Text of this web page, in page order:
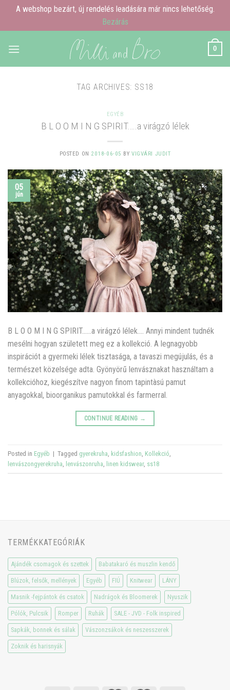
A webshop bezárt, új rendelés leadására már nincs lehetőség.
Bezárás
0
TAG ARCHIVES: SS18
EGYÉB
B L O O M I N G SPIRIT…..a virágzó lélek
POSTED ON 2018-06-05 BYVIGVÁRI JUDIT
05
jún
B L O O M I N G SPIRIT……a virágzó lélek…. Annyi mindent tudnék
mesélni hogyan született meg ez a kollekció. A legnagyobb
inspirációt a gyermeki lélek tisztasága, a tavaszi megújulás, és a
természet közelsége adta. Gyönyörű lenvásznakat használtam a
kollekcióhoz, kiegészítve nagyon finom tapintàsú pamut
anyagokkal, bioorganikus pamutokkal és farmerral.
CONTINUE READING →
Posted in Egyéb | Tagged gyerekruha kidsfashion Kollekció
lenvászongyerekruha lenvászonruha linen kidswear, ss18
TERMÉKKATEGÓRIÁK
Ajándék csomagok és szettek Babatakaró és muszlin kendő
Blúzok, felsők, mellények Egyéb FIÚ Knitwear LÁNY
Masnik -fejpántok és csatok Nadrágok és Bloomerek Nyuszik
Pólók, Pulcsik Romper Ruhák SALE - JVD - Folk inspired
Sapkák, bonnek és sálak Vászonzsákok és neszesszerek
Zoknik és harisnyák